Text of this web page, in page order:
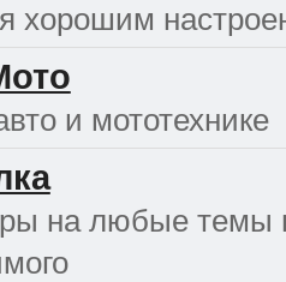
хорошим
и мототехнике
на любые темы